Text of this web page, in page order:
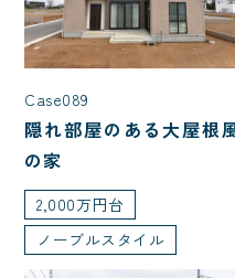
Case089
隠れ部屋のある大屋根
の家
2,000万円台
ノーブルスタイル